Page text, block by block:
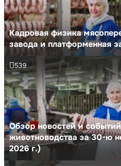
Кадровая физика
завода и платформенная
Обзор новостей и
животноводства за 30-ю
2026 г.)
539